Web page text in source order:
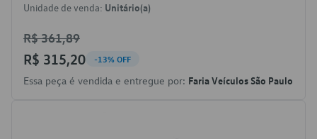
Unidade de venda: Unitário(a)
R$ 361,89
R$ 315,20 -13% OFF
Essa peça é vendida e entregue por: Faria Veículos São Paulo